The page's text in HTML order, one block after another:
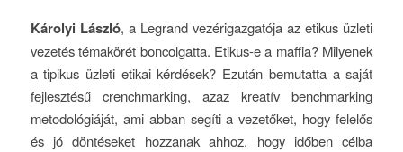
Károlyi László, a Legrand vezérigazgatója az etikus üzleti
vezetés témakörét boncolgatta. Etikus-e a maffia? Milyenek
a tipikus üzleti etikai kérdések? Ezután bemutatta a saját
fejlesztésű crenchmarking, azaz kreatív benchmarking
metodológiáját, ami abban segíti a vezetőket, hogy felelős
és jó döntéseket hozzanak ahhoz, hogy időben célba